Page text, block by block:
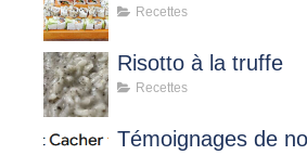
Recettes
Risotto à la truffe
Recettes
Témoignages de